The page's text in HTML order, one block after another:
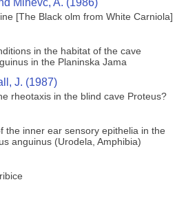
Mihevc, A. (1986)
[The Black olm from White Carniola]
in the habitat of the cave
in the Planinska Jama
J. (1987)
rheotaxis in the blind cave Proteus?
the inner ear sensory epithelia in the
anguinus (Urodela, Amphibia)